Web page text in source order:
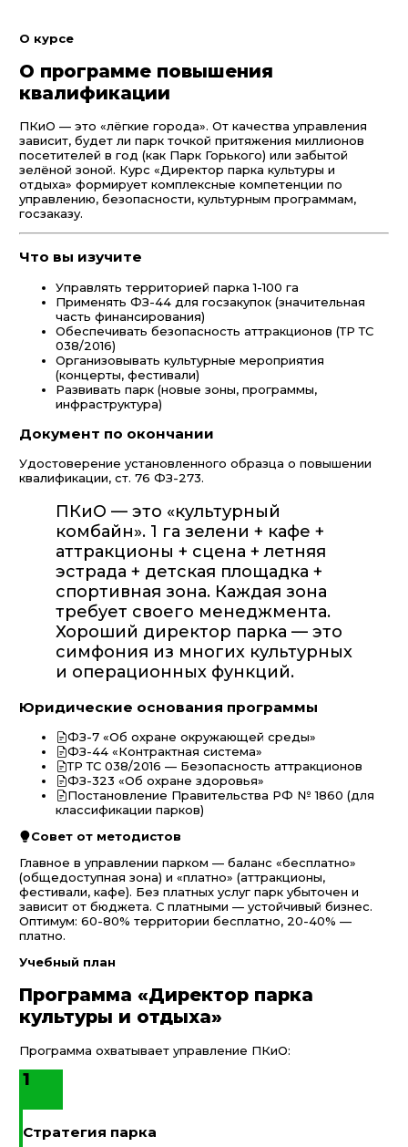
О курсе
О программе повышения
квалификации
ПКиО — это «лёгкие города». От качества управления
зависит, будет ли парк точкой притяжения миллионов
посетителей в год (как Парк Горького) или забытой
зелёной зоной. Курс «Директор парка культуры и
отдыха» формирует комплексные компетенции по
управлению, безопасности, культурным программам,
госзаказу.
Что вы изучите
Управлять территорией парка 1-100 га
Применять ФЗ-44 для госзакупок (значительная
часть финансирования)
Обеспечивать безопасность аттракционов (ТР ТС
038/2016)
Организовывать культурные мероприятия
(концерты, фестивали)
Развивать парк (новые зоны, программы,
инфраструктура)
Документ по окончании
Удостоверение установленного образца о повышении
квалификации, ст. 76 ФЗ-273.
ПКиО — это «культурный
комбайн». 1 га зелени + кафе +
аттракционы + сцена + летняя
эстрада + детская площадка +
спортивная зона. Каждая зона
требует своего менеджмента.
Хороший директор парка — это
симфония из многих культурных
и операционных функций.
Юридические основания программы
ФЗ-7 «Об охране окружающей среды»
ФЗ-44 «Контрактная система»
ТР ТС 038/2016 — Безопасность аттракционов
ФЗ-323 «Об охране здоровья»
Постановление Правительства РФ № 1860 (для
классификации парков)
Совет от методистов
Главное в управлении парком — баланс «бесплатно»
(общедоступная зона) и «платно» (аттракционы,
фестивали, кафе). Без платных услуг парк убыточен и
зависит от бюджета. С платными — устойчивый бизнес.
Оптимум: 60-80% территории бесплатно, 20-40% —
платно.
Учебный план
Программа «Директор парка
культуры и отдыха»
Программа охватывает управление ПКиО:
1
Стратегия парка